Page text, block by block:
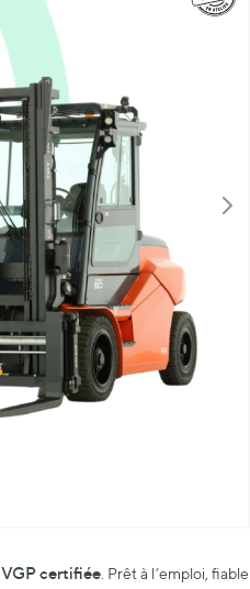
VGP certifiée . Prêt à l’emploi, fiable